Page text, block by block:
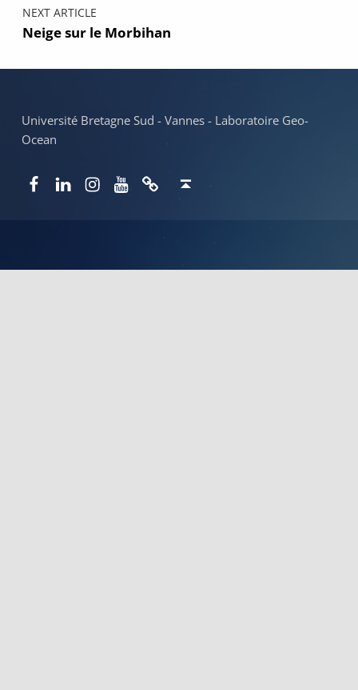
NEXT ARTICLE
Neige sur le Morbihan
Université Bretagne Sud - Vannes - Laboratoire Geo-
Ocean